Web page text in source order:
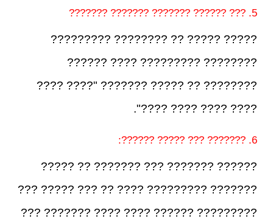
5. ??? ?????? ??????? ??????? ???????
????? ????? ?? ???????? ?????????
???????? ????????? ???? ??????
???????? ?? ????? ??????? "???? ????
???? ???? ???? ????".
6. ??????? ??? ????? ??????:
?????? ??????? ??? ??????? ?? ?????
??????? ????????? ???? ?? ??? ????? ???
????????? ?????? ???? ???? ??????? ???